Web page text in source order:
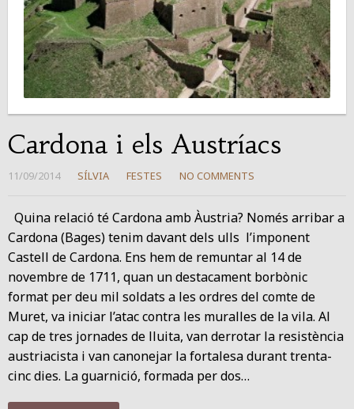
Cardona i els Austríacs
11/09/2014 SÍLVIA FESTES NO COMMENTS
Quina relació té Cardona amb Àustria? Només arribar a
Cardona (Bages) tenim davant dels ulls l’imponent
Castell de Cardona. Ens hem de remuntar al 14 de
novembre de 1711, quan un destacament borbònic
format per deu mil soldats a les ordres del comte de
Muret, va iniciar l’atac contra les muralles de la vila. Al
cap de tres jornades de lluita, van derrotar la resistència
austriacista i van canonejar la fortalesa durant trenta-
cinc dies. La guarnició, formada per dos…